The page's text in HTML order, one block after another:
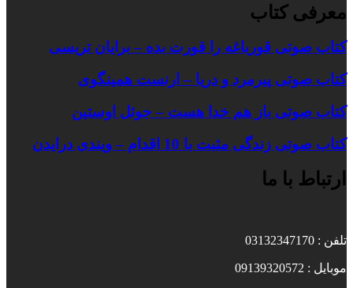
معرفی کتاب
کتاب صوتی قورباغه را قورت بده – برایان تریسی
کتاب صوتی پیرمرد و دریا – ارنست همینگوی
کتاب صوتی باز هم خدا هست – جوئل اوستین
کتاب صوتی زندگی مثبت با 10 اقدام – ویندی درایدن
ارتباط با ما
تلفن : 03132347170
موبایل : 09139320572